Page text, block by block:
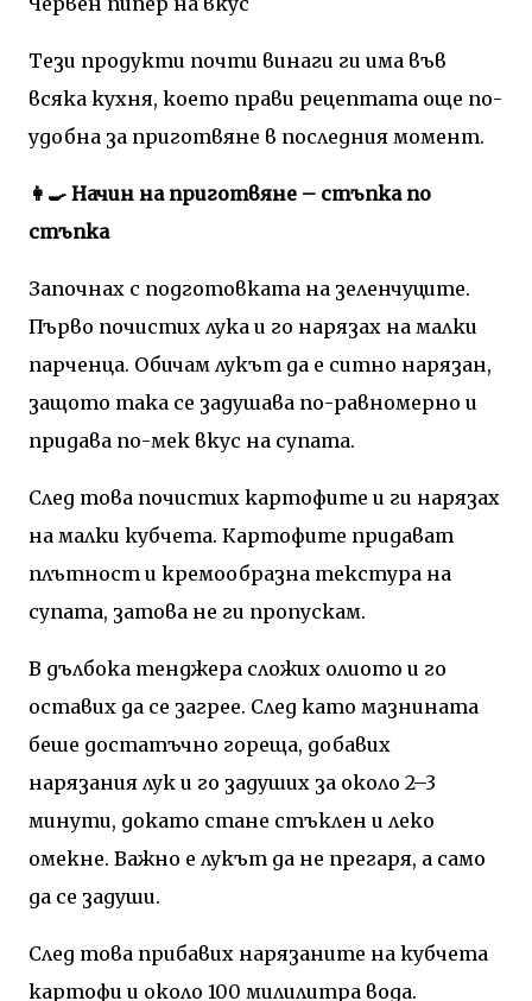
Тези продукти почти винаги ги има във
всяка кухня, което прави рецептата още по-
удобна за приготвяне в последния момент.
👩‍🍳 Начин на приготвяне – стъпка по
стъпка
Започнах с подготовката на зеленчуците.
Първо почистих лука и го нарязах на малки
парченца. Обичам лукът да е ситно нарязан,
защото така се задушава по-равномерно и
придава по-мек вкус на супата.
След това почистих картофите и ги нарязах
на малки кубчета. Картофите придават
плътност и кремообразна текстура на
супата, затова не ги пропускам.
В дълбока тенджера сложих олиото и го
оставих да се загрее. След като мазнината
беше достатъчно гореща, добавих
нарязания лук и го задуших за около 2–3
минути, докато стане стъклен и леко
омекне. Важно е лукът да не прегаря, а само
да се задуши.
След това прибавих нарязаните на кубчета
картофи и около 100 милилитра вода.